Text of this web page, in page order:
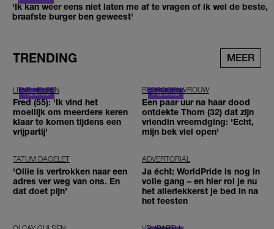
'Ik kan weer eens niet laten me af te vragen of ik wel de beste,
braafste burger ben geweest'
TRENDING MEER
LIEVE HELEEN
Fred (55): 'Ik vind het
moeilijk om meerdere keren
klaar te komen tijdens een
vrijpartij'
BEDROGEN VROUW
Een paar uur na haar dood
ontdekte Thom (32) dat zijn
vriendin vreemdging: 'Echt,
mijn bek viel open'
TATUM DAGELET
'Ollie is vertrokken naar een
adres ver weg van ons. En
dat doet pijn’
ADVERTORIAL
Ja écht: WorldPride is nog in
volle gang – en hier rol je nu
het allerlekkerst je bed in na
het feesten